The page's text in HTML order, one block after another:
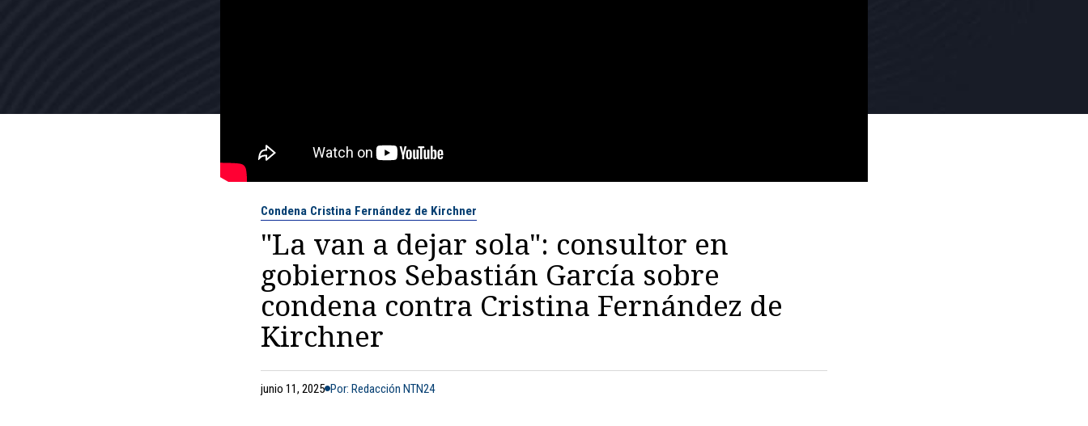
Condena Cristina Fernández de Kirchner
"La van a dejar sola": consultor en
gobiernos Sebastián García sobre
condena contra Cristina Fernández de
Kirchner
junio 11, 2025 Por: Redacción NTN24